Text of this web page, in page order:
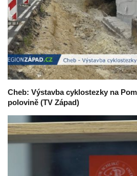
Cheb: Výstavba cyklostezky na
polovině (TV Západ)